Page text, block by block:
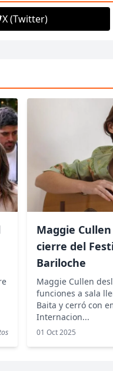
X (Twitter)
Maggie
cierre del
Bariloche
Maggie Cullen
funciones a sala
Baita y cerró con
Internacion...
01 Oct 2025